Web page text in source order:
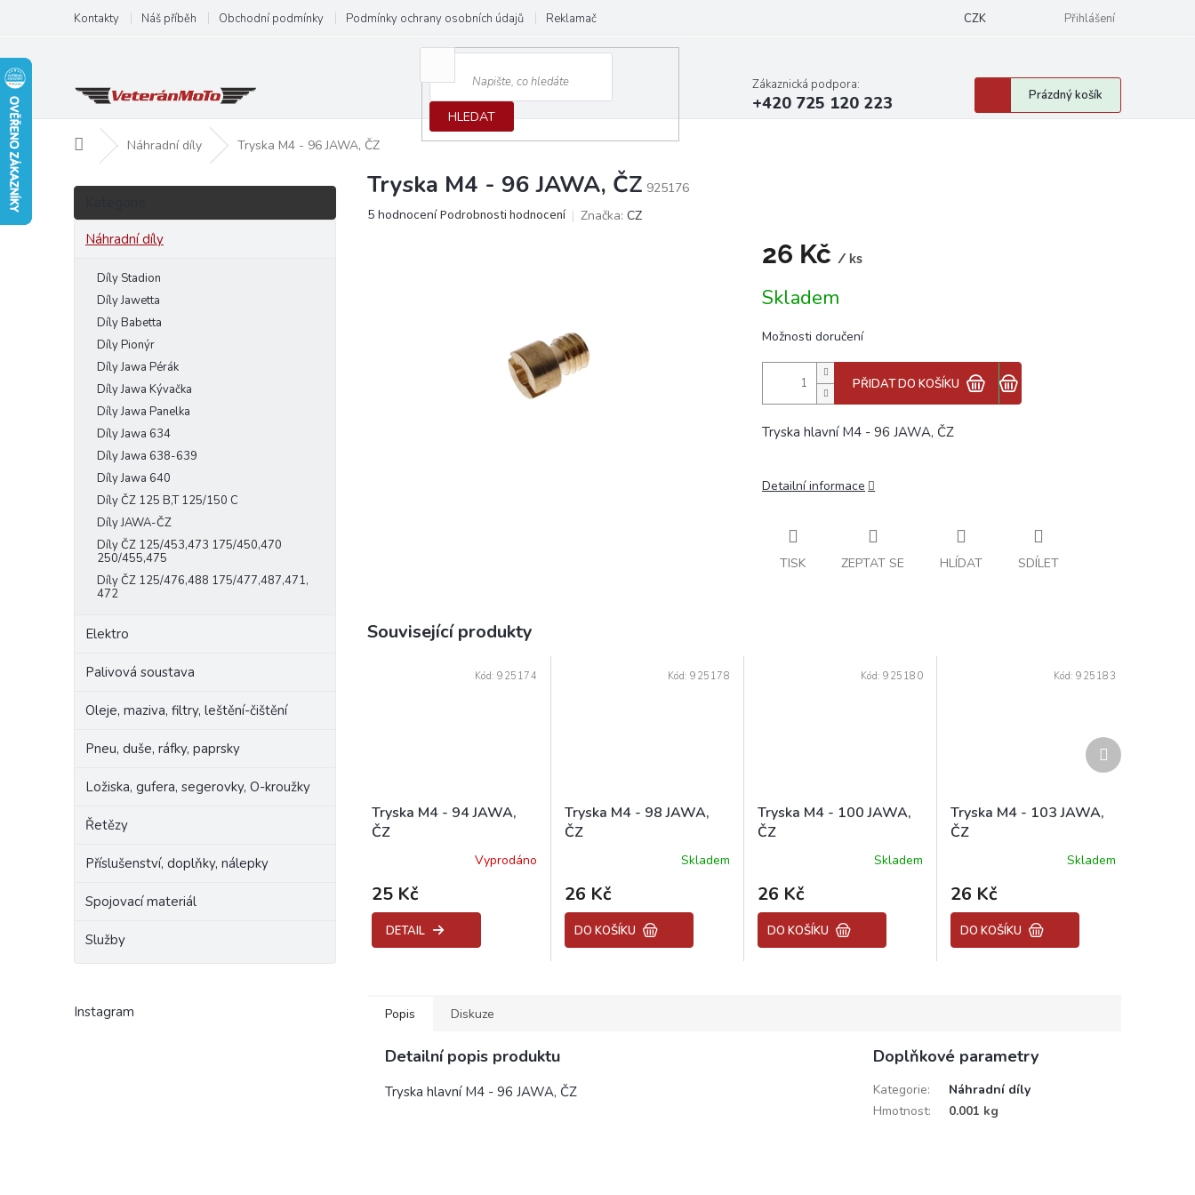
obsah
Kontakty Náš příběh Obchodní podmínky Podmínky ochrany osobních údajů Reklamační protokol CZK Přihlášení
HLEDAT
Zákaznická podpora:
+420 725 120 223
Nákupní
košík
Prázdný košík
Domů Náhradní díly Tryska M4 - 96 JAWA, ČZ
P
s
Přeskočit
Náhradní díly
Díly Stadion
Díly Jawetta
Díly Babetta
Díly Pionýr
Díly Jawa Pérák
Díly Jawa Kývačka
Díly Jawa Panelka
Díly Jawa 634
Díly Jawa 638-639
Díly Jawa 640
Díly ČZ 125 B,T 125/150 C
Díly JAWA-ČZ
Díly ČZ 125/453,473 175/450,470
250/455,475
Díly ČZ 125/476,488 175/477,487,471,
472
Elektro
Palivová soustava
Oleje, maziva, filtry, leštění-čištění
Pneu, duše, ráfky, paprsky
Ložiska, gufera, segerovky, O-kroužky
Řetězy
Příslušenství, doplňky, nálepky
Spojovací materiál
Služby
Instagram
Tryska M4 - 96 JAWA, ČZ 925176
Průměrné
5 hodnocení Podrobnosti hodnocení Značka: CZ
26 Kč / ks
cena:
Skladem
Možnosti doručení
PŘIDAT DO KOŠÍKU
Tryska hlavní M4 - 96 JAWA, ČZ
Detailní informace
TISK ZEPTAT SE HLÍDAT SDÍLET
Související produkty
Tryska M4 - 94 JAWA,
ČZ
Vyprodáno
25 Kč
DETAIL
Kód: 925174
Tryska M4 - 98 JAWA,
ČZ
Skladem
26 Kč
DO KOŠÍKU
Kód: 925178
Tryska M4 - 100 JAWA,
ČZ
Skladem
26 Kč
DO KOŠÍKU
Kód: 925180
Tryska M4 - 103 JAWA,
ČZ
Skladem
26 Kč
DO KOŠÍKU
Kód: 925183
Další
produkt
Popis Diskuze
Detailní popis produktu
Tryska hlavní M4 - 96 JAWA, ČZ
Doplňkové parametry
Kategorie:
Náhradní díly
Hmotnost: 0.001 kg